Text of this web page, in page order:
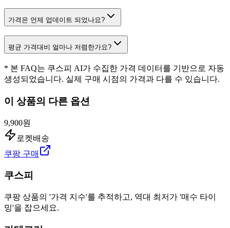
가격은 언제 업데이트 되었나요?
평균 가격대비 얼마나 저렴한가요?
* 본 FAQ는 쿠스피 AI가 수집한 가격 데이터를 기반으로 자동
생성되었습니다. 실제 구매 시점의 가격과 다를 수 있습니다.
이 상품의 다른 옵션
9,900원
로켓배송
쿠팡 구매
쿠스피
쿠팡 상품의 '가격 지수'를 추적하고, 역대 최저가 '매수 타이
밍'을 잡으세요.